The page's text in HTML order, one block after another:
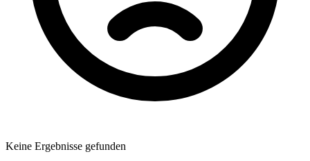
Keine Ergebnisse gefunden